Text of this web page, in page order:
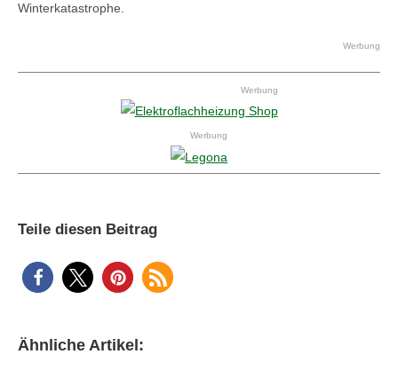
Winterkatastrophe.
Werbung
Werbung
Werbung
Teile diesen Beitrag
Ähnliche Artikel: